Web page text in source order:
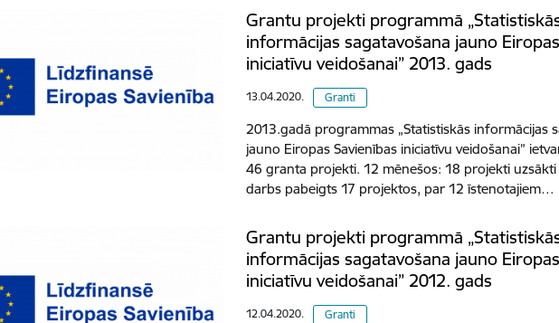
Grantu projekti programmā
informācijas sagatavošana jauno
iniciatīvu veidošanai” 2013. gads
13.04.2020. Granti
2013.gadā programmas „Statistiskās informācijas
jauno Eiropas Savienības iniciatīvu veidošanai”
46 granta projekti. 12 mēnešos: 18 projekti
darbs pabeigts 17 projektos, par 12 īstenotajiem…
Grantu projekti programmā
informācijas sagatavošana jauno
iniciatīvu veidošanai” 2012. gads
12.04.2020. Granti